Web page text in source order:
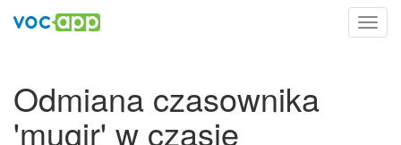
Odmiana czasownika
'mugir' w czasie